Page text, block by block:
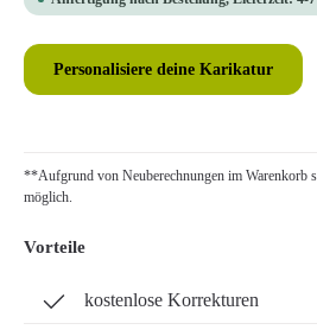
Personalisiere deine Karikatur
**Aufgrund von Neuberechnungen im Warenkorb
möglich.
Vorteile
kostenlose Korrekturen